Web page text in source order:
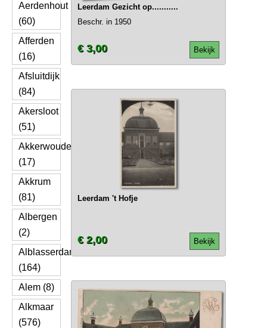
Aerdenhout
(60)
Afferden
(16)
Afsluitdijk
(84)
Akersloot
(51)
Akkerwoude
(17)
Akkrum
(81)
Albergen
(2)
Alblasserdam
(164)
Alem (8)
Alkmaar
(576)
Leerdam Gezicht op...........
Beschr. in 1950
Bekijk
€ 3,00
Leerdam 't Hofje
Bekijk
€ 2,00